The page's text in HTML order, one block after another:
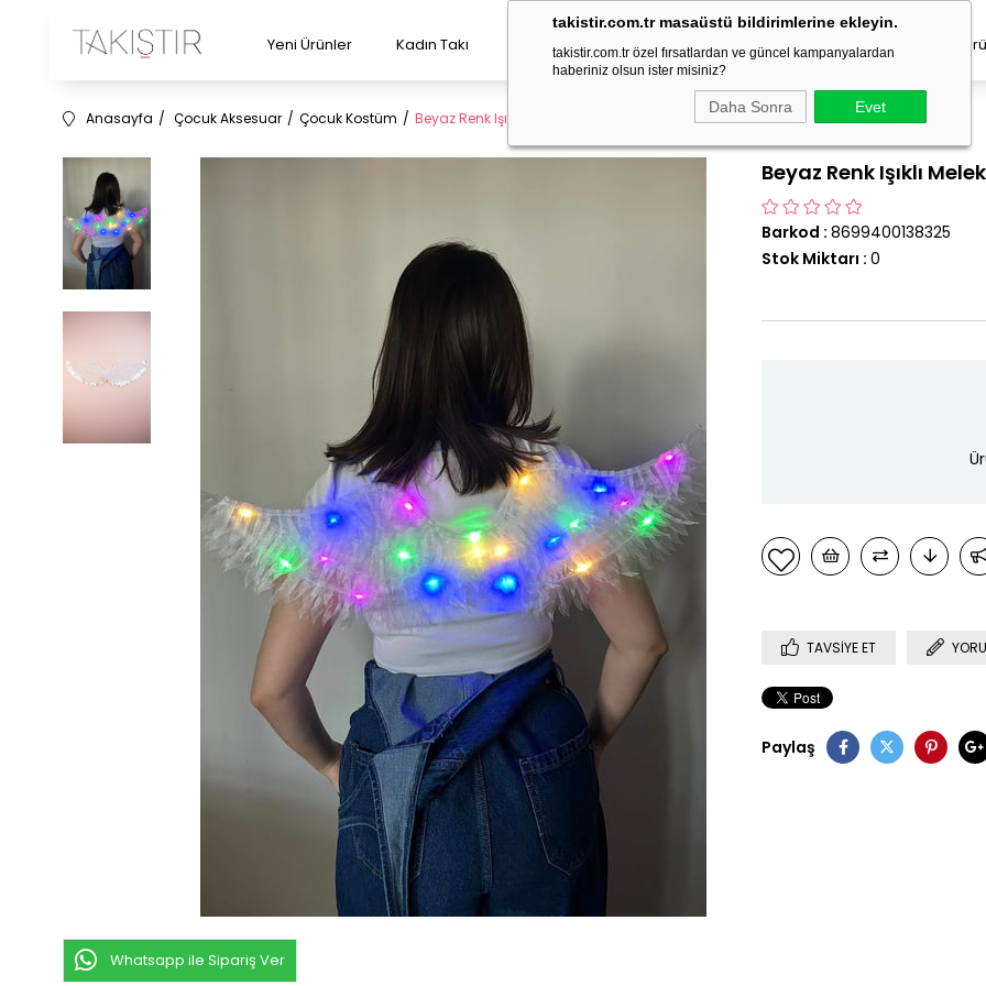
takistir.com.tr masaüstü bildirimlerine ekleyin.
takistir.com.tr özel fırsatlardan ve güncel kampanyalardan
haberiniz olsun ister misiniz?
Daha Sonra Evet
Yeni Ürünler Kadın Takı Erkek Takı Çocuk Aksesuar Geçici Dövme Saç
Anasayfa Çocuk Aksesuar Çocuk Kostüm Beyaz Renk Işıklı Melek Kanadı
Whatsapp ile Sipariş Ver
Beyaz Renk Işıklı
Barkod : 8699400138325
Stok Miktarı : 0
TAVSIYE ET
Paylaş